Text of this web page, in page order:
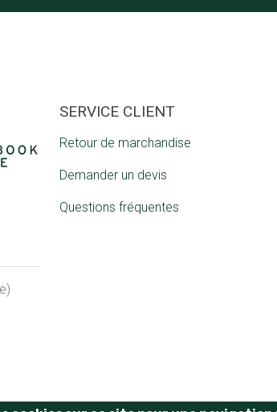
SERVICE CLIENT
Retour de marchandise
Demander un devis
Questions fréquentes